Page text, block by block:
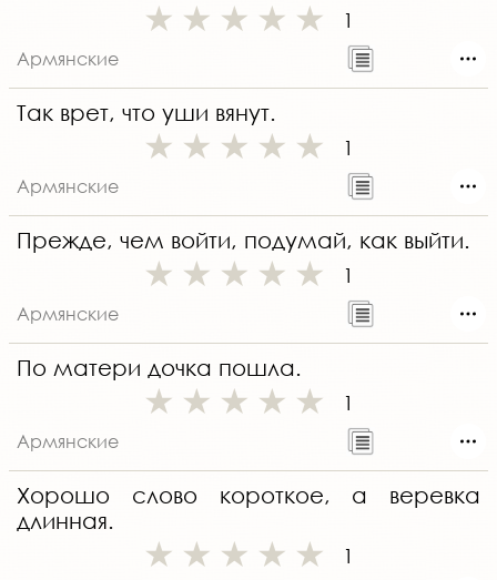
1
Армянские
Так врет, что уши вянут.
1
Армянские
Прежде, чем войти, подумай, как выйти.
1
Армянские
По матери дочка пошла.
1
Армянские
Хорошо слово короткое, а веревка
длинная.
1